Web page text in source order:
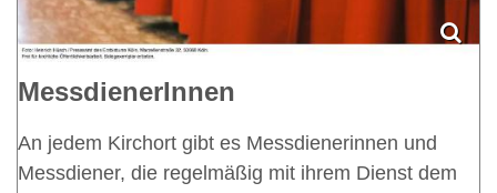
MessdienerInnen
An jedem Kirchort gibt es Messdienerinnen und
Messdiener, die regelmäßig mit ihrem Dienst dem